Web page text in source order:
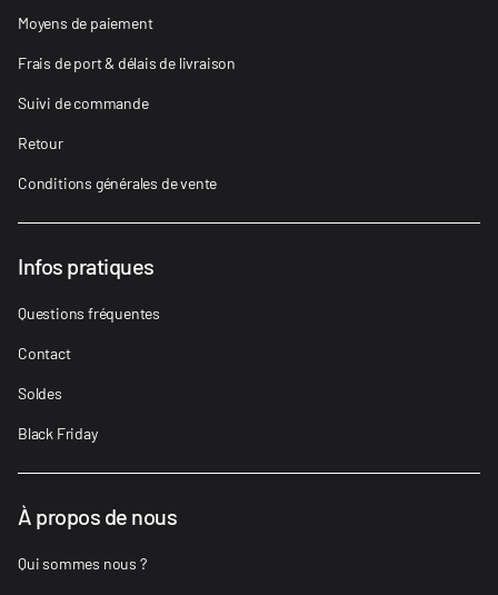
Moyens de paiement
Frais de port & délais de livraison
Suivi de commande
Retour
Conditions générales de vente
Infos pratiques
Questions fréquentes
Contact
Soldes
Black Friday
À propos de nous
Qui sommes nous ?